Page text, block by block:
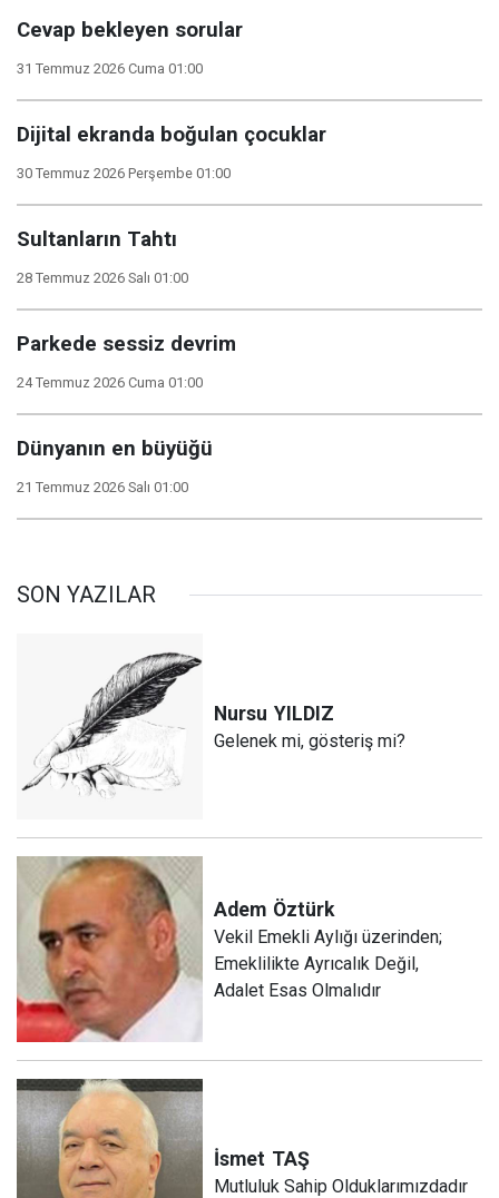
Cevap bekleyen sorular
31 Temmuz 2026 Cuma 01:00
Dijital ekranda boğulan çocuklar
30 Temmuz 2026 Perşembe 01:00
Sultanların Tahtı
28 Temmuz 2026 Salı 01:00
Parkede sessiz devrim
24 Temmuz 2026 Cuma 01:00
Dünyanın en büyüğü
21 Temmuz 2026 Salı 01:00
SON YAZILAR
Nursu YILDIZ
Gelenek mi, gösteriş mi?
Adem Öztürk
Vekil Emekli Aylığı üzerinden;
Emeklilikte Ayrıcalık Değil,
Adalet Esas Olmalıdır
İsmet TAŞ
Mutluluk Sahip Olduklarımızdadır